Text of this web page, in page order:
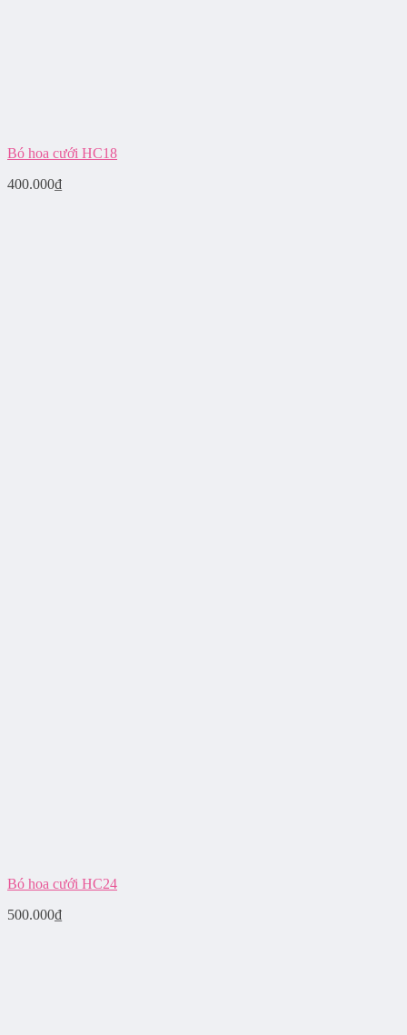
Bó hoa cưới HC18
400.000₫
Bó hoa cưới HC24
500.000₫